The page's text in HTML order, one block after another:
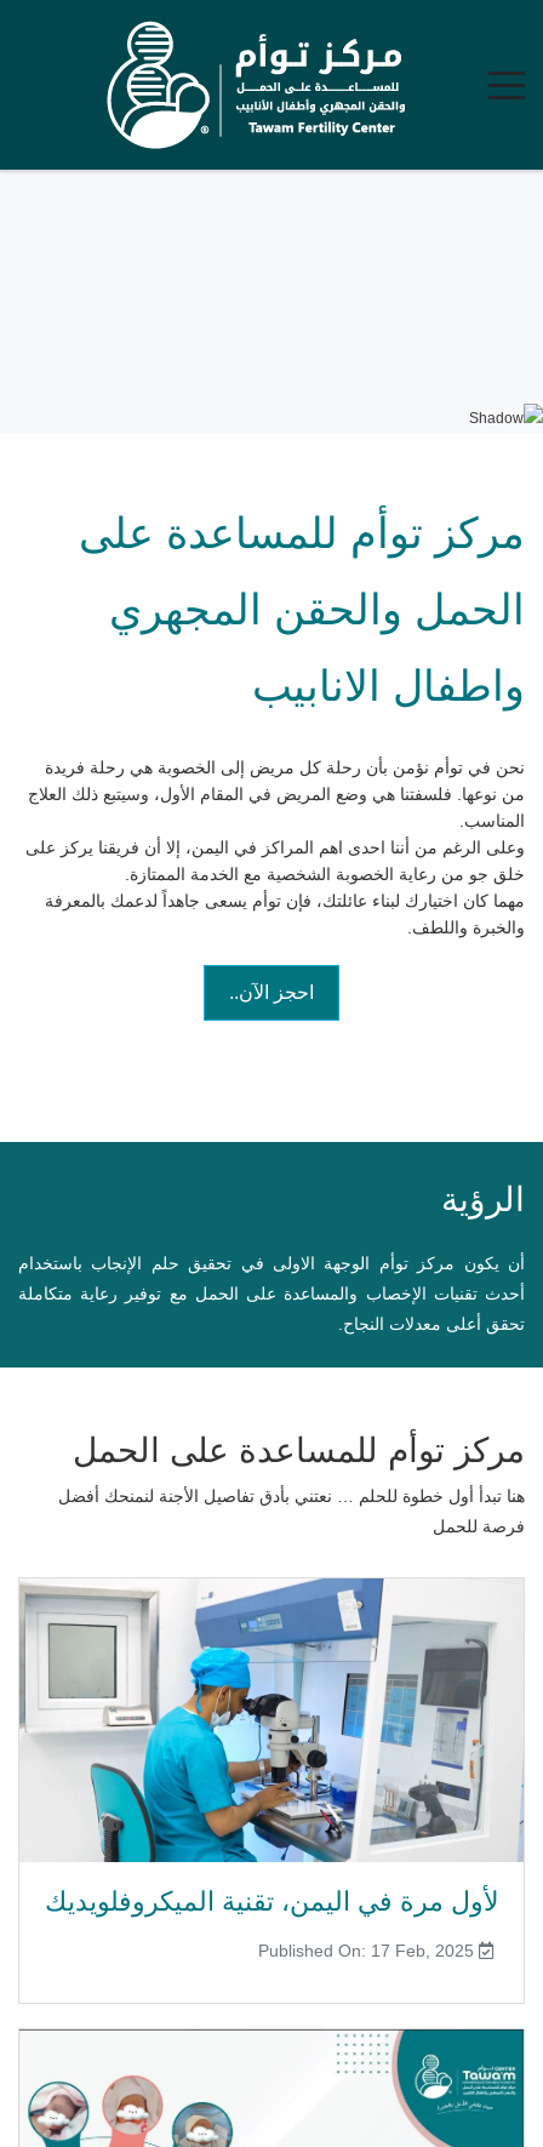
مركز توأم للمساعدة على
الحمل والحقن المجهري
واطفال الانابيب
نحن في توأم نؤمن بأن رحلة كل مريض إلى الخصوبة هي رحلة فريدة
من نوعها. فلسفتنا هي وضع المريض في المقام الأول، وسيتبع ذلك العلاج
المناسب.
وعلى الرغم من أننا احدى اهم المراكز في اليمن، إلا أن فريقنا يركز على
خلق جو من رعاية الخصوبة الشخصية مع الخدمة الممتازة.
مهما كان اختيارك لبناء عائلتك، فإن توأم يسعى جاهداً لدعمك بالمعرفة
والخبرة واللطف.
احجز الآن..
الرؤية
أن يكون مركز توأم الوجهة الاولى في تحقيق حلم الإنجاب باستخدام
أحدث تقنيات الإخصاب والمساعدة على الحمل مع توفير رعاية متكاملة
تحقق أعلى معدلات النجاح.
مركز توأم للمساعدة على الحمل
هنا تبدأ أول خطوة للحلم … نعتني بأدق تفاصيل الأجنة لنمنحك أفضل
فرصة للحمل
لأول مرة في اليمن، تقنية الميكروفلويديك